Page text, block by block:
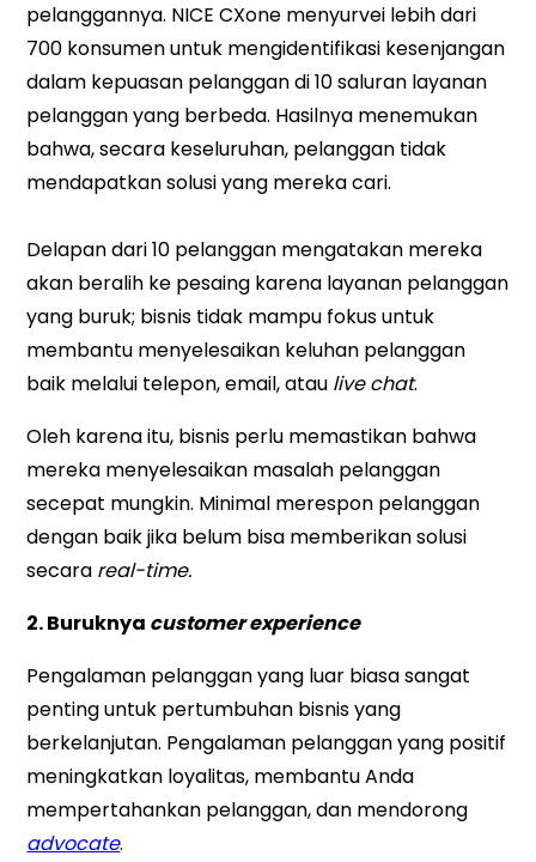
pelanggannya. NICE CXone menyurvei lebih dari
700 konsumen untuk mengidentifikasi kesenjangan
dalam kepuasan pelanggan di 10 saluran layanan
pelanggan yang berbeda. Hasilnya menemukan
bahwa, secara keseluruhan, pelanggan tidak
mendapatkan solusi yang mereka cari.
Delapan dari 10 pelanggan mengatakan mereka
akan beralih ke pesaing karena layanan pelanggan
yang buruk; bisnis tidak mampu fokus untuk
membantu menyelesaikan keluhan pelanggan
baik melalui telepon, email, atau live chat.
Oleh karena itu, bisnis perlu memastikan bahwa
mereka menyelesaikan masalah pelanggan
secepat mungkin. Minimal merespon pelanggan
dengan baik jika belum bisa memberikan solusi
secara real-time.
2. Buruknya customer experience
Pengalaman pelanggan yang luar biasa sangat
penting untuk pertumbuhan bisnis yang
berkelanjutan. Pengalaman pelanggan yang positif
meningkatkan loyalitas, membantu Anda
mempertahankan pelanggan, dan mendorong
advocate.